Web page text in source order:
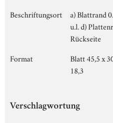
Beschriftungsort
a) Blattrand
u.l. d)
Rückseite
Format
Blatt 45,5 x
18,3
Verschlagwortung